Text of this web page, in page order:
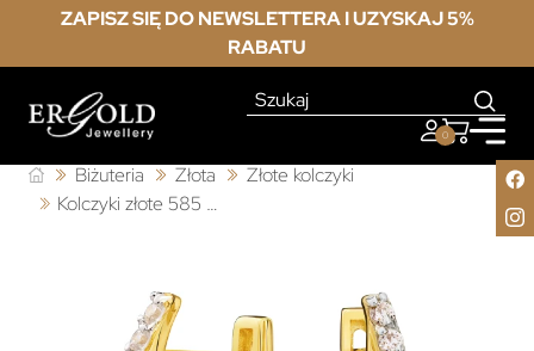
ZAPISZ SIĘ DO NEWSLETTERA I UZYSKAJ 5%
RABATU
0
Biżuteria Złota
Złote kolczyki
Kolczyki złote 585 białe kamienie